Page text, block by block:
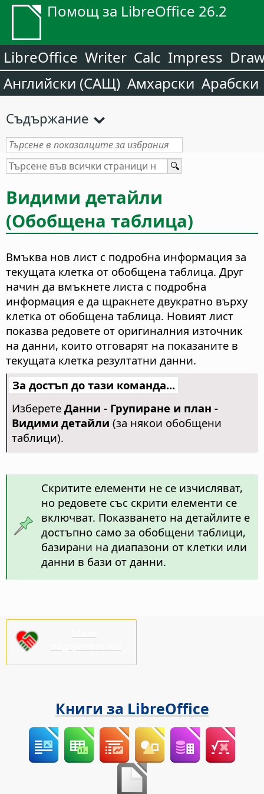
Помощ за LibreOffice 26.2
LibreOffice Writer Calc Impress
Английски (САЩ) Амхарски Арабски
Съдържание
Видими детайли
(Обобщена таблица)
Вмъква нов лист с подробна информация за
текущата клетка от обобщена таблица. Друг
начин да вмъкнете листа с подробна
информация е да щракнете двукратно върху
клетка от обобщена таблица. Новият лист
показва редовете от оригиналния източник
на данни, които отговарят на показаните в
текущата клетка резултатни данни.
За достъп до тази команда...
Изберете Данни - Групиране и план -
Видими детайли (за някои обобщени
таблици).
Скритите елементи не се изчисляват,
но редовете със скрити елементи се
включват. Показването на детайлите е
достъпно само за обобщени таблици,
базирани на диапазони от клетки или
данни в бази от данни.
Книги за LibreOffice